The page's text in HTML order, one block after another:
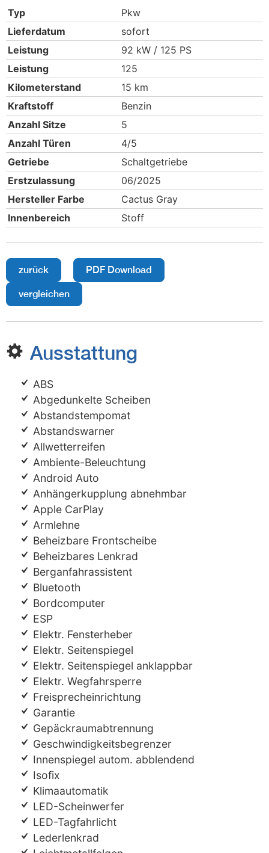
Typ
Pkw
Lieferdatum
sofort
Leistung
92 kW / 125 PS
Leistung
125
Kilometerstand
15 km
Kraftstoff
Benzin
Anzahl Sitze
5
Anzahl Türen
4/5
Getriebe
Schaltgetriebe
Erstzulassung
06/2025
Hersteller Farbe
Cactus Gray
Innenbereich
Stoff
zurück PDF Download
vergleichen
Ausstattung
ABS
Abgedunkelte Scheiben
Abstandstempomat
Abstandswarner
Allwetterreifen
Ambiente-Beleuchtung
Android Auto
Anhängerkupplung abnehmbar
Apple CarPlay
Armlehne
Beheizbare Frontscheibe
Beheizbares Lenkrad
Berganfahrassistent
Bluetooth
Bordcomputer
ESP
Elektr. Fensterheber
Elektr. Seitenspiegel
Elektr. Seitenspiegel anklappbar
Elektr. Wegfahrsperre
Freisprecheinrichtung
Garantie
Gepäckraumabtrennung
Geschwindigkeitsbegrenzer
Innenspiegel autom. abblendend
Isofix
Klimaautomatik
LED-Scheinwerfer
LED-Tagfahrlicht
Lederlenkrad